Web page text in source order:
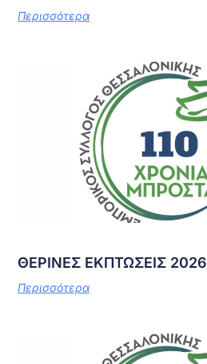
Περισσότερα
ΘΕΡΙΝΕΣ ΕΚΠΤΩΣΕΙΣ 2026
Περισσότερα